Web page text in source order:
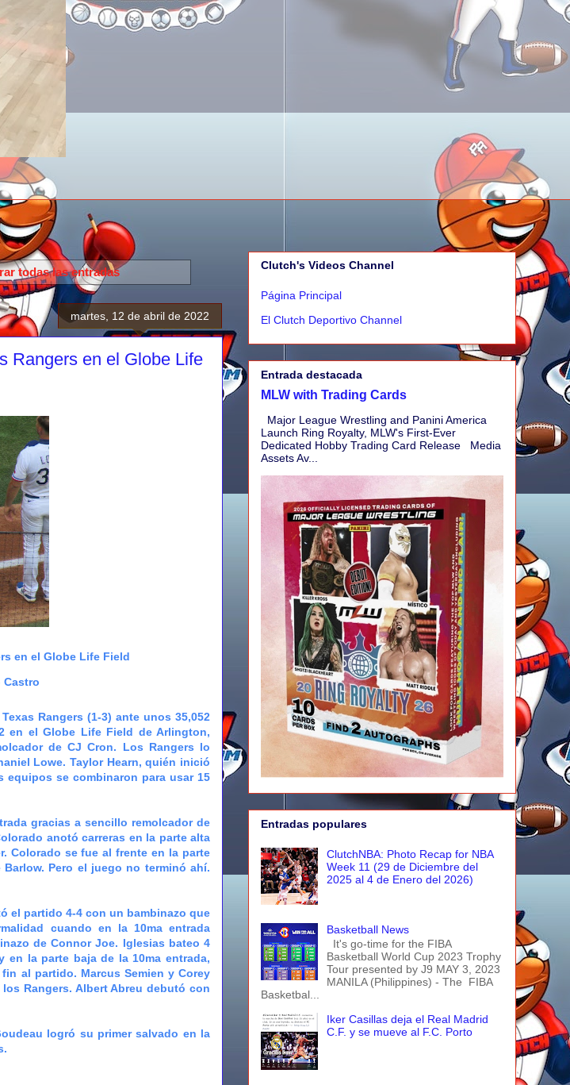
todas las entradas
martes, 12 de abril de 2022
Rangers en el Globe Life
en el Globe Life Field
Castro
Rangers (1-3) ante unos 35,052
en el Globe Life Field de Arlington,
de CJ Cron. Los Rangers lo
Lowe. Taylor Hearn, quién inició
equipos se combinaron para usar 15
gracias a sencillo remolcador de
anotó carreras en la parte alta
Colorado se fue al frente en la parte
Pero el juego no terminó ahí.
el partido 4-4 con un bambinazo que
cuando en la 10ma entrada
de Connor Joe. Iglesias bateo 4
la parte baja de la 10ma entrada,
al partido. Marcus Semien y Corey
Rangers. Albert Abreu debutó con
logró su primer salvado en la
Clutch's Videos Channel
Página Principal
El Clutch Deportivo Channel
Entrada destacada
MLW with Trading Cards
Major League Wrestling and Panini America
Launch Ring Royalty, MLW's First-Ever
Dedicated Hobby Trading Card Release Media
Assets Av...
Entradas populares
ClutchNBA: Photo Recap for NBA
Week 11 (29 de Diciembre del
2025 al 4 de Enero del 2026)
Basketball News
It's go-time for the FIBA
Basketball World Cup 2023 Trophy
Tour presented by J9 MAY 3, 2023
MANILA (Philippines) - The FIBA
Basketbal...
Iker Casillas deja el Real Madrid
C.F. y se mueve al F.C. Porto